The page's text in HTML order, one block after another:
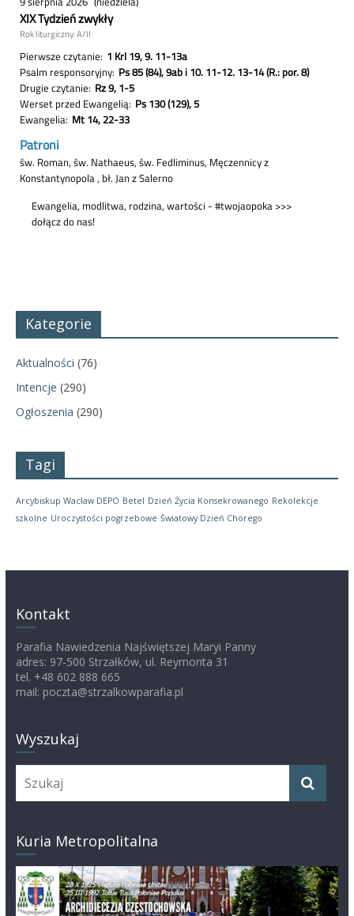
Kategorie
Aktualności (76)
Intencje (290)
Ogłoszenia (290)
Tagi
Arcybiskup Wacław DEPO Betel Dzień Życia Konsekrowanego Rekolekcje
szkolne Uroczystości pogrzebowe Światowy Dzień Chorego
Kontakt
Parafia Nawiedzenia Najświętszej Maryi Panny
adres: 97-500 Strzałków, ul. Reymonta 31
tel. +48 602 888 665
mail: poczta@strzalkowparafia.pl
Wyszukaj
Kuria Metropolitalna